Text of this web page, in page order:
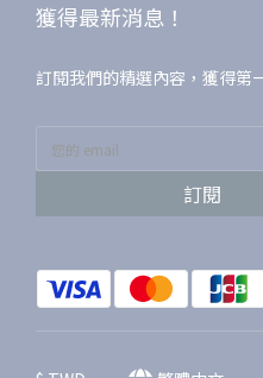
獲得最新消息！
訂閱我們的精選內容，獲得第
訂閱